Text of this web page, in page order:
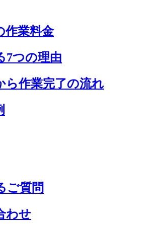
作業料金
7つの理由
ら作業完了の流れ
ご質問
わせ